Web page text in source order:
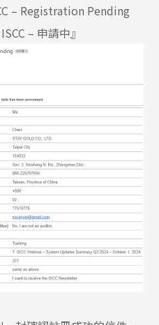
– Registration Pending
– 申請中』